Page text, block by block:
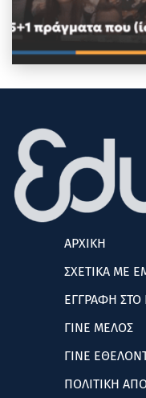
ΑΡΧΙΚΗ
ΣΧΕΤΙΚΑ ΜΕ
ΕΓΓΡΑΦΗ ΣΤΟ
ΓΙΝΕ ΜΕΛΟΣ
ΓΙΝΕ
ΠΟΛΙΤΙΚΗ